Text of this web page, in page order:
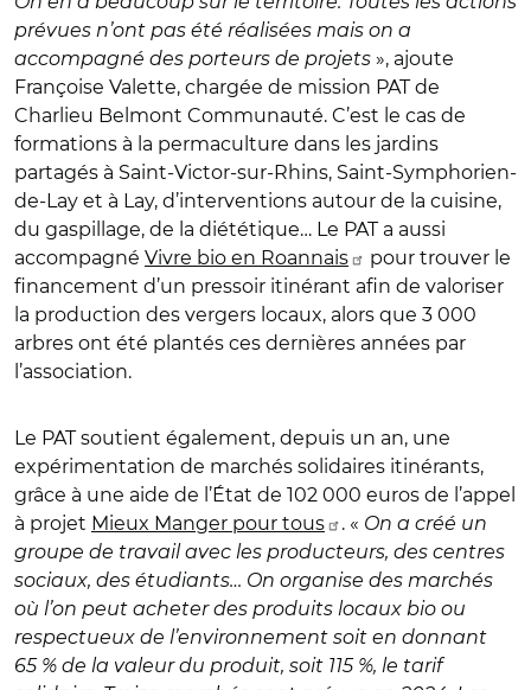
prévues n’ont pas été réalisées mais on a
accompagné des porteurs de projets », ajoute
Françoise Valette, chargée de mission PAT de
Charlieu Belmont Communauté. C’est le cas de
formations à la permaculture dans les jardins
partagés à Saint-Victor-sur-Rhins, Saint-Symphorien-
de-Lay et à Lay, d’interventions autour de la cuisine,
du gaspillage, de la diététique… Le PAT a aussi
accompagné Vivre bio en Roannais
pour trouver le
financement d’un pressoir itinérant afin de valoriser
la production des vergers locaux, alors que 3 000
arbres ont été plantés ces dernières années par
l’association.
Le PAT soutient également, depuis un an, une
expérimentation de marchés solidaires itinérants,
grâce à une aide de l’État de 102 000 euros de l’appel
à projet Mieux Manger pour tous . « On a créé un
groupe de travail avec les producteurs, des centres
sociaux, des étudiants… On organise des marchés
où l’on peut acheter des produits locaux bio ou
respectueux de l’environnement soit en donnant
65 % de la valeur du produit, soit 115 %, le tarif